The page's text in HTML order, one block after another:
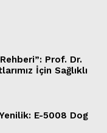
Prof. Dr.
İçin Sağlıklı
E-5008 Dog